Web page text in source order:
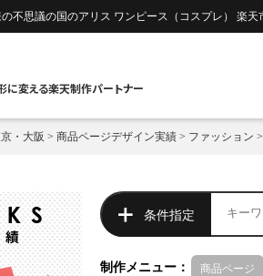
不思議の国のアリス ワンピース（コスプレ） 楽
に変える楽天制作パートナー
・大阪 > 商品ページデザイン実績 > ファッション >
条件指定
制作メニュー： 商品ページ